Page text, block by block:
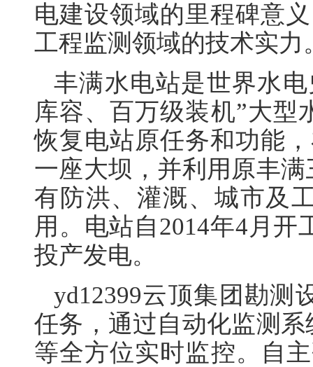
电建设领域的里程碑意
工程监测领域的技术实力
丰满水电站是世界水
库容、百万级装机”大型
恢复电站原任务和功能
一座大坝，并利用原丰
有防洪、灌溉、城市及
用。电站自2014年4月开
投产发电。
yd12399云顶集团勘测
任务，通过自动化监测
等全方位实时监控。自